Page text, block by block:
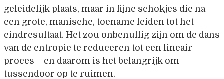
geleidelijk plaats, maar in fijne schokjes die na
een grote, manische, toename leiden tot het
eindresultaat. Het zou onbenullig zijn om de dans
van de entropie te reduceren tot een lineair
proces – en daarom is het belangrijk om
tussendoor op te ruimen.